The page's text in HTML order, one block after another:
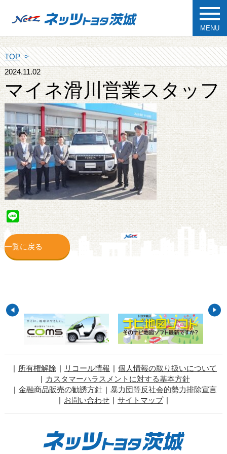
MENU
TOP
2024.11.02
マイネ滑川営業スタッフ
Line
一覧に戻る
所有権解除 リコール情報
個人情報の取り扱いについて
カスタマーハラスメントに対する基本方針
金融商品販売の勧誘方針
暴力団等反社会的勢力排除宣言
お問い合わせ
サイトマップ